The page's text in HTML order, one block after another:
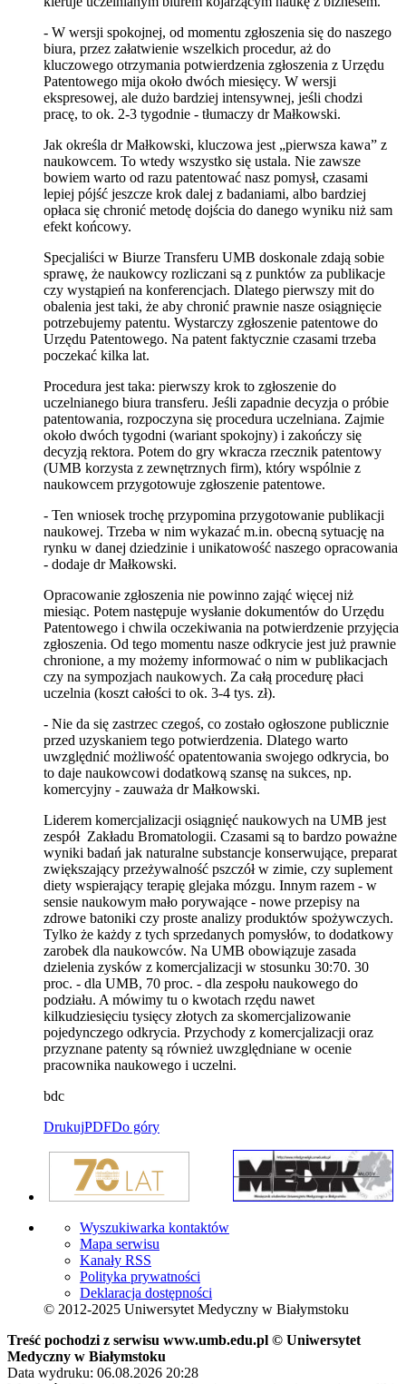
- W wersji spokojnej, od momentu zgłoszenia się do naszego
biura, przez załatwienie wszelkich procedur, aż do
kluczowego otrzymania potwierdzenia zgłoszenia z Urzędu
Patentowego mija około dwóch miesięcy. W wersji
ekspresowej, ale dużo bardziej intensywnej, jeśli chodzi
pracę, to ok. 2-3 tygodnie - tłumaczy dr Małkowski.
Jak określa dr Małkowski, kluczowa jest „pierwsza kawa” z
naukowcem. To wtedy wszystko się ustala. Nie zawsze
bowiem warto od razu patentować nasz pomysł, czasami
lepiej pójść jeszcze krok dalej z badaniami, albo bardziej
opłaca się chronić metodę dojścia do danego wyniku niż sam
efekt końcowy.
Specjaliści w Biurze Transferu UMB doskonale zdają sobie
sprawę, że naukowcy rozliczani są z punktów za publikacje
czy wystąpień na konferencjach. Dlatego pierwszy mit do
obalenia jest taki, że aby chronić prawnie nasze osiągnięcie
potrzebujemy patentu. Wystarczy zgłoszenie patentowe do
Urzędu Patentowego. Na patent faktycznie czasami trzeba
poczekać kilka lat.
Procedura jest taka: pierwszy krok to zgłoszenie do
uczelnianego biura transferu. Jeśli zapadnie decyzja o próbie
patentowania, rozpoczyna się procedura uczelniana. Zajmie
około dwóch tygodni (wariant spokojny) i zakończy się
decyzją rektora. Potem do gry wkracza rzecznik patentowy
(UMB korzysta z zewnętrznych firm), który wspólnie z
naukowcem przygotowuje zgłoszenie patentowe.
- Ten wniosek trochę przypomina przygotowanie publikacji
naukowej. Trzeba w nim wykazać m.in. obecną sytuację na
rynku w danej dziedzinie i unikatowość naszego opracowania
- dodaje dr Małkowski.
Opracowanie zgłoszenia nie powinno zająć więcej niż
miesiąc. Potem następuje wysłanie dokumentów do Urzędu
Patentowego i chwila oczekiwania na potwierdzenie przyjęcia
zgłoszenia. Od tego momentu nasze odkrycie jest już prawnie
chronione, a my możemy informować o nim w publikacjach
czy na sympozjach naukowych. Za całą procedurę płaci
uczelnia (koszt całości to ok. 3-4 tys. zł).
- Nie da się zastrzec czegoś, co zostało ogłoszone publicznie
przed uzyskaniem tego potwierdzenia. Dlatego warto
uwzględnić możliwość opatentowania swojego odkrycia, bo
to daje naukowcowi dodatkową szansę na sukces, np.
komercyjny - zauważa dr Małkowski.
Liderem komercjalizacji osiągnięć naukowych na UMB jest
zespół Zakładu Bromatologii. Czasami są to bardzo poważne
wyniki badań jak naturalne substancje konserwujące, preparat
zwiększający przeżywalność pszczół w zimie, czy suplement
diety wspierający terapię glejaka mózgu. Innym razem - w
sensie naukowym mało porywające - nowe przepisy na
zdrowe batoniki czy proste analizy produktów spożywczych.
Tylko że każdy z tych sprzedanych pomysłów, to dodatkowy
zarobek dla naukowców. Na UMB obowiązuje zasada
dzielenia zysków z komercjalizacji w stosunku 30:70. 30
proc. - dla UMB, 70 proc. - dla zespołu naukowego do
podziału. A mówimy tu o kwotach rzędu nawet
kilkudziesięciu tysięcy złotych za skomercjalizowanie
pojedynczego odkrycia. Przychody z komercjalizacji oraz
przyznane patenty są również uwzględniane w ocenie
pracownika naukowego i uczelni.
bdc
DrukujPDFDo góry
Wyszukiwarka kontaktów
Mapa serwisu
Kanały RSS
Polityka prywatności
Deklaracja dostępności
© 2012-2025 Uniwersytet Medyczny w Białymstoku
Treść pochodzi z serwisu www.umb.edu.pl © Uniwersytet
Medyczny w Białymstoku
Data wydruku: 06.08.2026 20:28